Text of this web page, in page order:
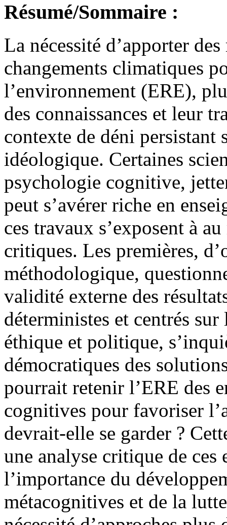
Résumé/Sommaire :
La nécessité d’apporter
changements climatiques
l’environnement (ERE),
des connaissances et leur
contexte de déni
idéologique. Certaines
psychologie cognitive,
peut s’avérer riche en
ces travaux s’exposent à
critiques. Les premières,
méthodologique,
validité externe des
déterministes et centrés
éthique et politique,
démocratiques des
pourrait retenir l’ERE des
cognitives pour favoriser
devrait-elle se garder ?
une analyse critique de ces
l’importance du
métacognitives et de la